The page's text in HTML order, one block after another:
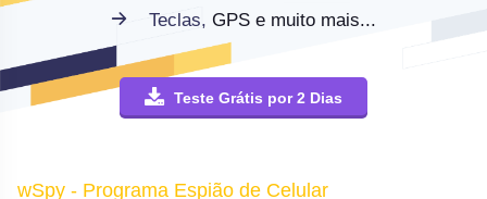
Teclas, GPS e muito mais...
Teste Grátis por 2 Dias
wSpy - Programa Espião de Celular